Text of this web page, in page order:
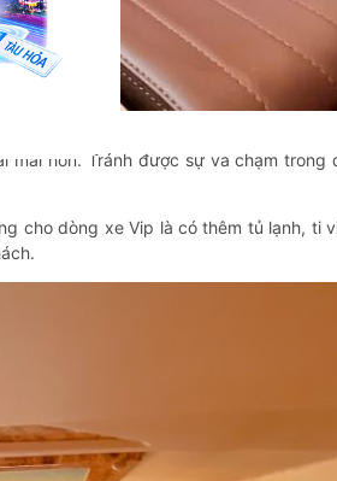
hơn. Tránh được sự va chạm
cho dòng xe Vip là có thêm tủ lạnh, ti